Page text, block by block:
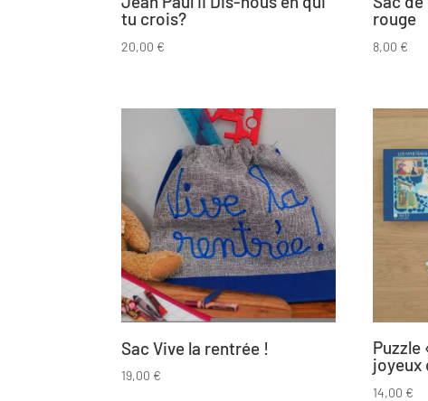
tu crois?
20,00 €
rouge
8,00 €
Sac Vive la rentrée !
19,00 €
Puzzle
joyeux
14,00 €